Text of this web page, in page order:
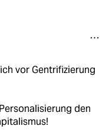
vor Gentrifizierung
den